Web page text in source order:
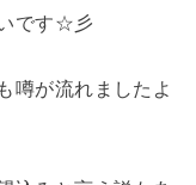
です☆彡
噂が流れましたよ